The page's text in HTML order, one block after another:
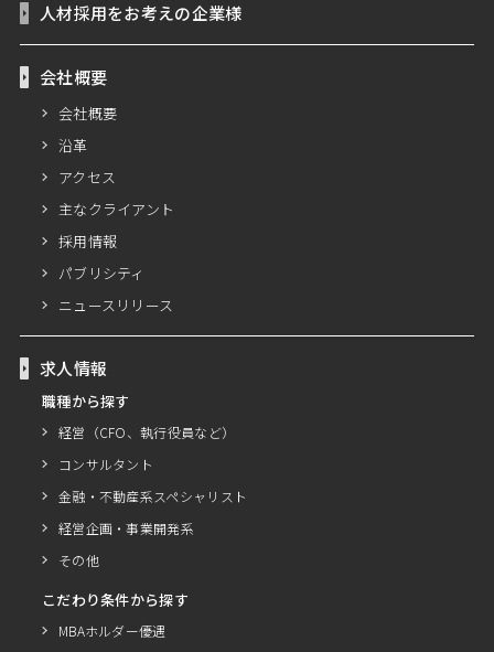
人材採用をお考えの企業様
会社概要
会社概要
沿革
アクセス
主なクライアント
採用情報
パブリシティ
ニュースリリース
求人情報
職種から探す
経営（CFO、執行役員など）
コンサルタント
金融・不動産系スペシャリスト
経営企画・事業開発系
その他
こだわり条件から探す
MBAホルダー優遇